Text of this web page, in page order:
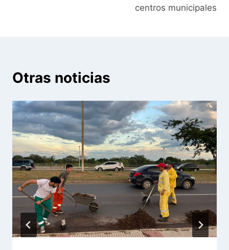
centros municipales
Otras noticias